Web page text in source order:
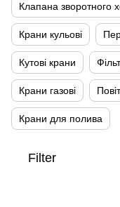
Клапана зворотного
Крани кульові
Кутові крани
Крани газові
Крани для полива
Filter